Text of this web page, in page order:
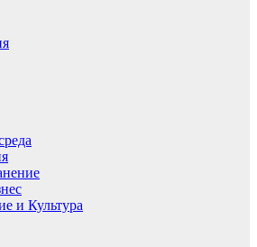
и Культура